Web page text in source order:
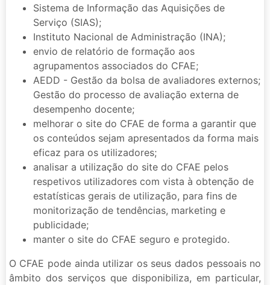
Sistema de Informação das Aquisições de
Serviço (SIAS);
Instituto Nacional de Administração (INA);
envio de relatório de formação aos
agrupamentos associados do CFAE;
AEDD - Gestão da bolsa de avaliadores externos;
Gestão do processo de avaliação externa de
desempenho docente;
melhorar o site do CFAE de forma a garantir que
os conteúdos sejam apresentados da forma mais
eficaz para os utilizadores;
analisar a utilização do site do CFAE pelos
respetivos utilizadores com vista à obtenção de
estatísticas gerais de utilização, para fins de
monitorização de tendências, marketing e
publicidade;
manter o site do CFAE seguro e protegido.
O CFAE pode ainda utilizar os seus dados pessoais no
âmbito dos serviços que disponibiliza, em particular,